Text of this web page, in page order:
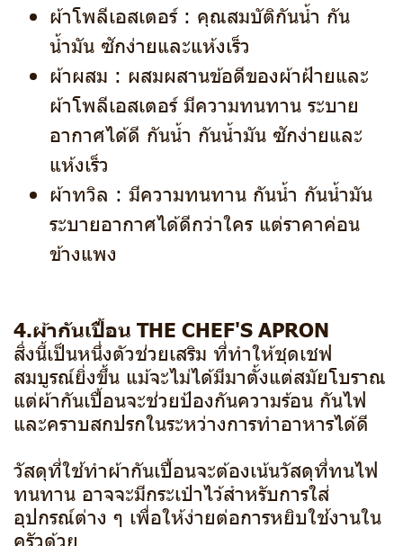
ผ้าโพลีเอสเตอร์ : คุณสมบัติกันน้ำ กัน
น้ำมัน ซักง่ายและแห้งเร็ว
ผ้าผสม : ผสมผสานข้อดีของผ้าฝ้ายและ
ผ้าโพลีเอสเตอร์ มีความทนทาน ระบาย
อากาศได้ดี กันน้ำ กันน้ำมัน ซักง่ายและ
แห้งเร็ว
ผ้าทวิล : มีความทนทาน กันน้ำ กันน้ำมัน
ระบายอากาศได้ดีกว่าใคร แต่ราคาค่อน
ข้างแพง
4.ผ้ากันเปื้อน THE CHEF'S APRON
สิ่งนี้เป็นหนึ่งตัวช่วยเสริม ที่ทำให้ชุดเชฟ
สมบูรณ์ยิ่งขึ้น แม้จะไม่ได้มีมาตั้งแต่สมัยโบราณ
แต่ผ้ากันเปื้อนจะช่วยป้องกันความร้อน กันไฟ
และคราบสกปรกในระหว่างการทำอาหารได้ดี
วัสดุที่ใช้ทำผ้ากันเปื้อนจะต้องเน้นวัสดุที่ทนไฟ
ทนทาน อาจจะมีกระเป๋าไว้สำหรับการใส่
อุปกรณ์ต่าง ๆ เพื่อให้ง่ายต่อการหยิบใช้งานใน
ครัวด้วย